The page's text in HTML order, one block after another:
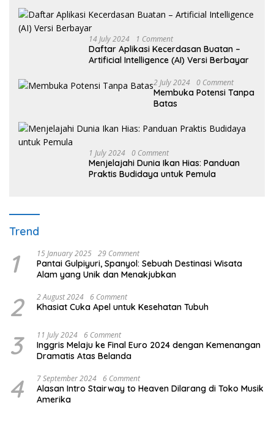
14 July 2024 1 Comment
Daftar Aplikasi Kecerdasan Buatan –
Artificial Intelligence (AI) Versi Berbayar
2 July 2024 0 Comment
Membuka Potensi Tanpa
Batas
1 July 2024 0 Comment
Menjelajahi Dunia Ikan Hias: Panduan
Praktis Budidaya untuk Pemula
Trend
1 15 January 2025 29 Comment
Pantai Gulpiyuri, Spanyol: Sebuah Destinasi Wisata
Alam yang Unik dan Menakjubkan
2 2 August 2024 6 Comment
Khasiat Cuka Apel untuk Kesehatan Tubuh
3 11 July 2024 6 Comment
Inggris Melaju ke Final Euro 2024 dengan Kemenangan
Dramatis Atas Belanda
4 7 September 2024 6 Comment
Alasan Intro Stairway to Heaven Dilarang di Toko Musik
Amerika